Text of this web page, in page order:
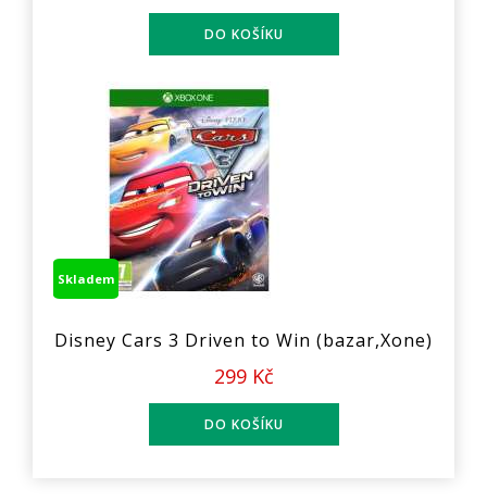
Skladem
Disney Cars 3 Driven to Win (bazar,Xone)
299 Kč